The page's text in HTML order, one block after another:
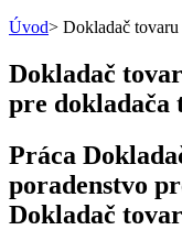
Úvod> Dokladač tovaru
Dokladač
pre dokladača
Práca
poradenstvo
Dokladač